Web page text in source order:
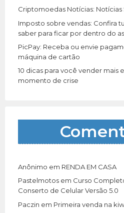
Criptomoedas Notícias:
Imposto sobre vendas: Confira
saber para ficar por dentro do
PicPay: Receba ou envie
máquina de cartão
10 dicas para você vender mais
momento de crise
Anônimo em RENDA EM CASA
Pastelmotos em Curso
Conserto de Celular Versão 5.0
Paczin em Primeira venda na